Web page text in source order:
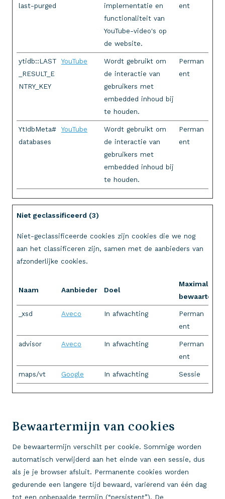
last-purged
implementatie en
functionaliteit van
YouTube-video's op
de website.
ent
ytidb::LAST
_RESULT_E
NTRY_KEY
YouTube
Wordt gebruikt om
de interactie van
gebruikers met
embedded inhoud bij
te houden.
Perman
ent
YtIdbMeta#
databases
YouTube
Wordt gebruikt om
de interactie van
gebruikers met
embedded inhoud bij
te houden.
Perman
ent
Niet geclassificeerd (3)
Niet-geclassificeerde cookies zijn cookies die we nog
aan het classificeren zijn, samen met de aanbieders van
afzonderlijke cookies.
Naam Aanbieder Doel
Maximale
_xsd
Aveco In afwachting
Perman
ent
advisor Aveco In afwachting
Perman
ent
maps/vt Google In afwachting Sessie
Bewaartermijn van cookies
De bewaartermijn verschilt per cookie. Sommige worden
automatisch verwijderd aan het einde van een sessie, dus
als je je browser afsluit. Permanente cookies worden
gedurende een langere tijd bewaard, variërend van één dag